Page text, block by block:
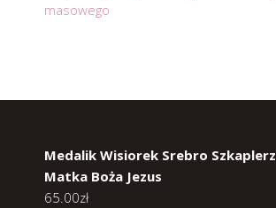
masowego
Medalik Wisiorek Srebro Szkaplerz
Matka Boża Jezus
65.00zł